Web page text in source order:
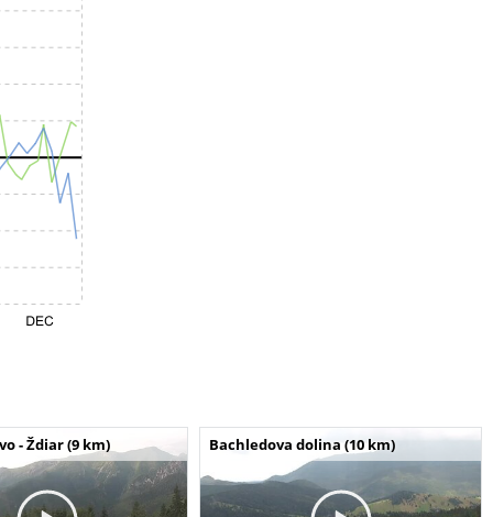
- Ždiar (9 km) Bachledova dolina (10 km)